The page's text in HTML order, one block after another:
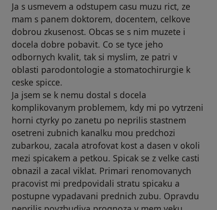
Ja s usmevem a odstupem casu muzu rict, ze
mam s panem doktorem, docentem, celkove
dobrou zkusenost. Obcas se s nim muzete i
docela dobre pobavit. Co se tyce jeho
odbornych kvalit, tak si myslim, ze patri v
oblasti parodontologie a stomatochirurgie k
ceske spicce.
Ja jsem se k nemu dostal s docela
komplikovanym problemem, kdy mi po vytrzeni
horni ctyrky po zanetu po neprilis stastnem
osetreni zubnich kanalku mou predchozi
zubarkou, zacala atrofovat kost a dasen v okoli
mezi spicakem a petkou. Spicak se z velke casti
obnazil a zacal viklat. Primari renomovanych
pracovist mi predpovidali stratu spicaku a
postupne vypadavani prednich zubu. Opravdu